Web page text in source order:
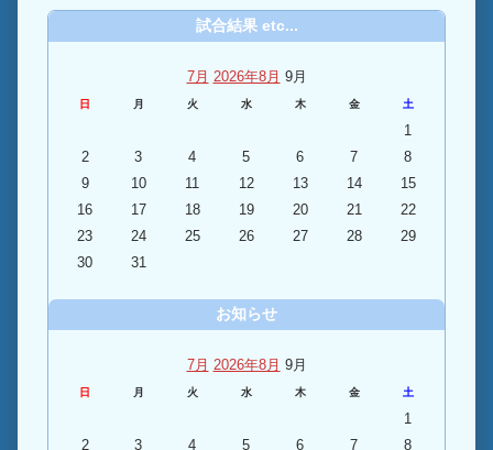
試合結果 etc...
7月 2026年8月 9月
日 月 火 水 木 金 土
1
2
3 4 5 6 7
8
9
10 11 12 13 14
15
16
17 18 19 20 21
22
23
24 25 26 27 28
29
30
31
お知らせ
7月 2026年8月 9月
日 月 火 水 木 金 土
1
2
3 4 5 6 7
8